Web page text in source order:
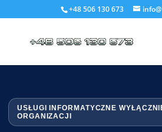
+48 506 130 673
USŁUGI INFORMATYCZNE
ORGANIZACJI